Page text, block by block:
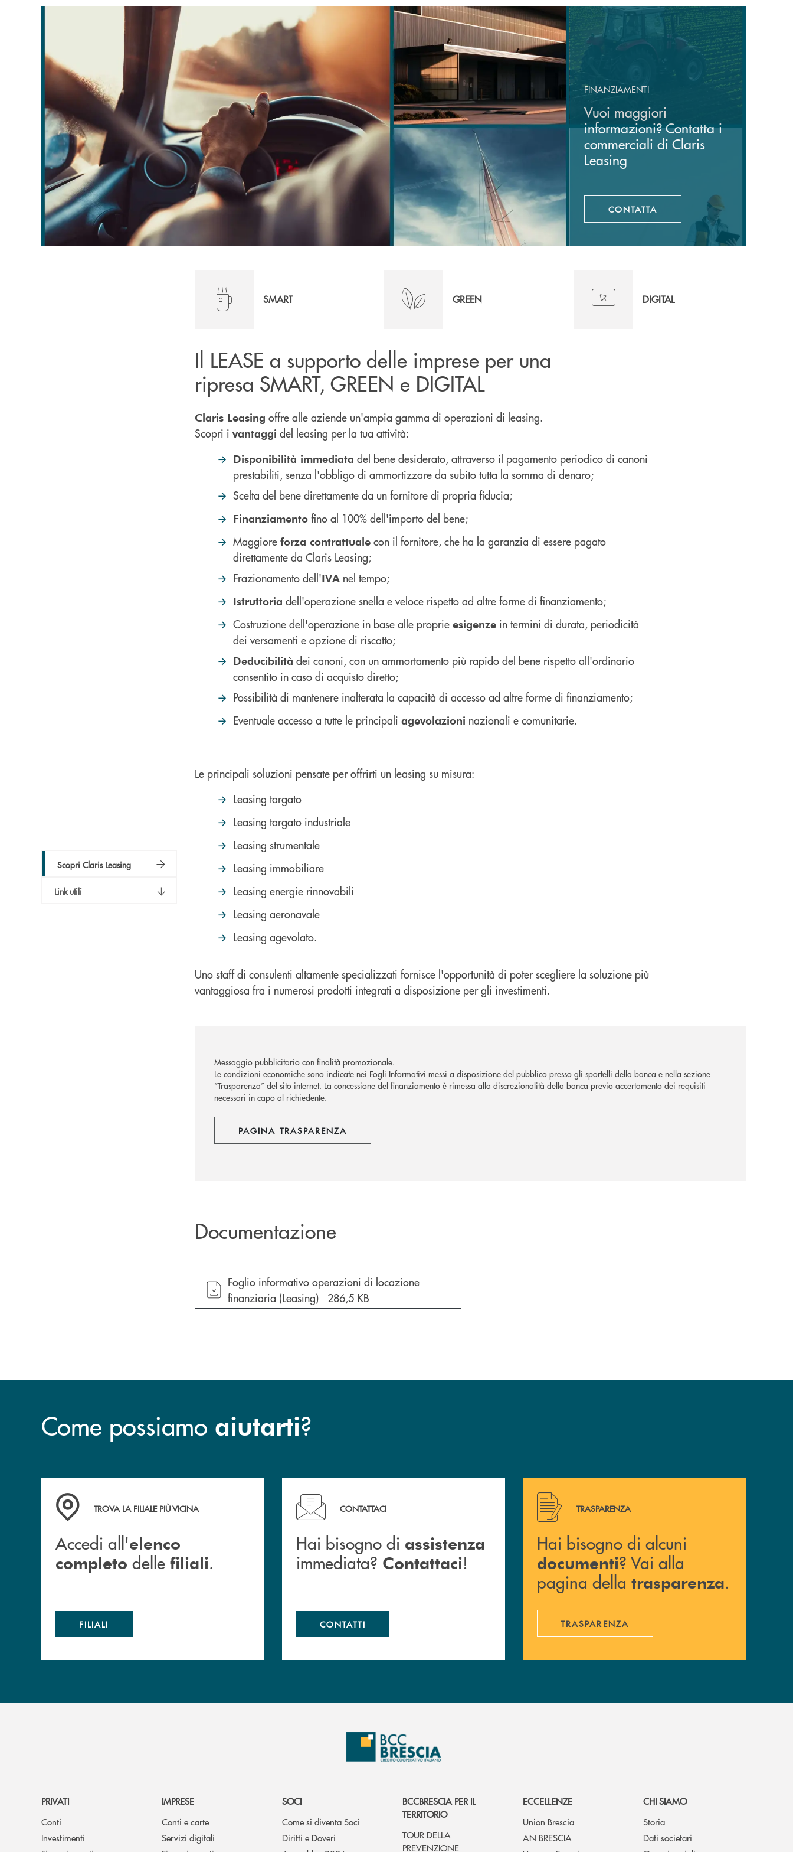
FINANZIAMENTI
Vuoi maggiori
informazioni? Contatta i
commerciali di Claris
Leasing
CONTATTAAPRE UNA NUOVA FINESTRA
Scopri Claris Leasing
Link utili
SMART GREEN DIGITAL
Il LEASE a supporto delle imprese per una
ripresa SMART, GREEN e DIGITAL
Claris Leasing offre alle aziende un'ampia gamma di operazioni di leasing.
Scopri i vantaggi del leasing per la tua attività:
Disponibilità immediata del bene desiderato, attraverso il pagamento periodico di canoni
prestabiliti, senza l'obbligo di ammortizzare da subito tutta la somma di denaro;
Scelta del bene direttamente da un fornitore di propria fiducia;
Finanziamento fino al 100% dell'importo del bene;
Maggiore forza contrattuale con il fornitore, che ha la garanzia di essere pagato
direttamente da Claris Leasing;
Frazionamento dell'IVA nel tempo;
Istruttoria dell'operazione snella e veloce rispetto ad altre forme di finanziamento;
Costruzione dell'operazione in base alle proprie esigenze in termini di durata, periodicità
dei versamenti e opzione di riscatto;
Deducibilità dei canoni, con un ammortamento più rapido del bene rispetto all'ordinario
consentito in caso di acquisto diretto;
Possibilità di mantenere inalterata la capacità di accesso ad altre forme di finanziamento;
Eventuale accesso a tutte le principali agevolazioni nazionali e comunitarie.
Le principali soluzioni pensate per offrirti un leasing su misura:
Leasing targato
Leasing targato industriale
Leasing strumentale
Leasing immobiliare
Leasing energie rinnovabili
Leasing aeronavale
Leasing agevolato.
Uno staff di consulenti altamente specializzati fornisce l'opportunità di poter scegliere la soluzione più
vantaggiosa fra i numerosi prodotti integrati a disposizione per gli investimenti.
Messaggio pubblicitario con finalità promozionale.
Le condizioni economiche sono indicate nei Fogli Informativi messi a disposizione del pubblico presso gli sportelli della banca e nella sezione
“Trasparenza” del sito internet. La concessione del finanziamento è rimessa alla discrezionalità della banca previo accertamento dei requisiti
necessari in capo al richiedente.
PAGINA TRASPARENZA
Documentazione
apre documento in una nuova finestra
Foglio informativo operazioni di locazione
finanziaria (Leasing) - 286,5 KB
Come possiamo aiutarti?
Accedi all' elenco completo delle filiali .
TROVA LA FILIALE PIÙ VICINA
Accedi all'elenco
completo delle filiali.
FILIALI
Hai bisogno di assistenza immediata? Contattaci !
CONTATTACI
Hai bisogno di assistenza
immediata? Contattaci!
CONTATTI
Hai bisogno di alcuni documenti ? Vai alla pagina della
TRASPARENZA
Hai bisogno di alcuni
documenti? Vai alla
pagina della trasparenza.
TRASPARENZA
PRIVATI
Conti
Investimenti
IMPRESE
Conti e carte
Servizi digitali
SOCI
Come si diventa Soci
Diritti e Doveri
BCCBRESCIA PER IL
TERRITORIO
TOUR DELLA
PREVENZIONE
ECCELLENZE
Union Brescia
AN BRESCIA
CHI SIAMO
Storia
Dati societari